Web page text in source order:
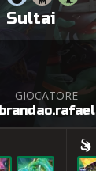
Sultai
GIOCATORE
brandao.rafael